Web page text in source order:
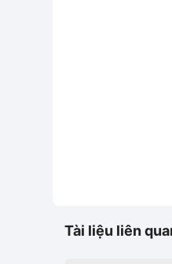
Tài liệu liên